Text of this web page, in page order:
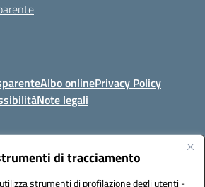
di tracciamento
strumenti di profilazione degli utenti -
Albo onlinePrivacy Policy
Note legali
(SS)